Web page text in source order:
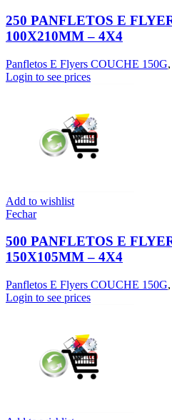
250 PANFLETOS E
100X210MM – 4X4
Panfletos E Flyers COUCHE 150G,
Login to see prices
Add to wishlist
Fechar
500 PANFLETOS E
150X105MM – 4X4
Panfletos E Flyers COUCHE 150G,
Login to see prices